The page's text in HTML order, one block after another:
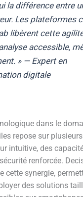
la différence entre
Les plateformes
libèrent cette
accessible,
» — Expert en
digitale
dans le
repose sur
intuitive, des
renforcée.
cette synergie,
des solutions